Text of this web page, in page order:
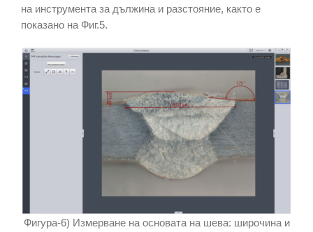
на инструмента за дължина и разстояние, както е
показано на Фиг.5.
Фигура-6) Измерване на основата на шева: широчина и